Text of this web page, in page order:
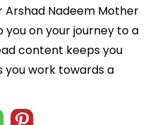
Nadeem Mother
you on your journey to a
content keeps you
work towards a